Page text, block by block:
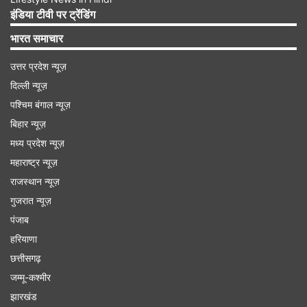
लेता है और उसके इसी टैलेंट के कारण वीडियो काफी वायरल
हो रहा है।
यहां देखें वायरल वीडियो
इंडिया टीवी पर ट्रेंडिंग
भारत समाचार
उत्तर प्रदेश न्यूज़
दिल्ली न्यूज़
पश्चिम बंगाल न्यूज़
बिहार न्यूज़
मध्य प्रदेश न्यूज़
महाराष्ट्र न्यूज़
राजस्थान न्यूज़
गुजरात न्यूज़
पंजाब
हरियाणा
छत्तीसगढ़
जम्मू-कश्मीर
झारखंड